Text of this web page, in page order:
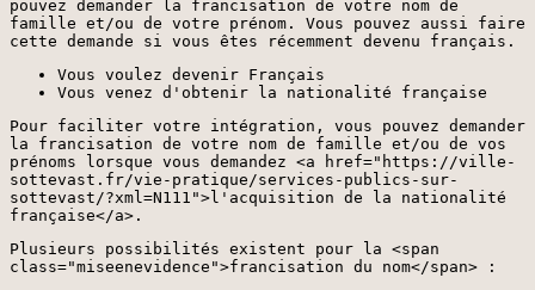
pouvez demander la francisation de votre nom de
famille et/ou de votre prénom. Vous pouvez aussi faire
cette demande si vous êtes récemment devenu français.
Vous voulez devenir Français
Vous venez d'obtenir la nationalité française
Pour faciliter votre intégration, vous pouvez demander
la francisation de votre nom de famille et/ou de vos
prénoms lorsque vous demandez <a href="https://ville-
sottevast.fr/vie-pratique/services-publics-sur-
sottevast/?xml=N111">l'acquisition de la nationalité
française</a>.
Plusieurs possibilités existent pour la <span
class="miseenevidence">francisation du nom</span> :